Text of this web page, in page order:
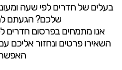
בעלים של חדרים לפי שעה
שלכם? הגעתם
אנו מתמחים בפרסום חדרים
השאירו פרטים ונחזור